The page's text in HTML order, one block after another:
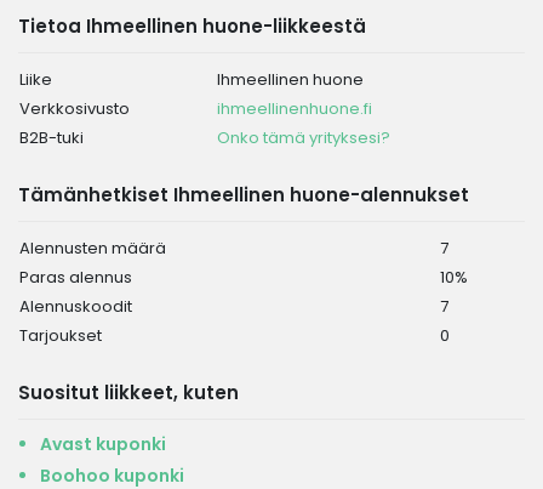
Tietoa Ihmeellinen huone-liikkeestä
Liike
Ihmeellinen huone
Verkkosivusto
ihmeellinenhuone.fi
B2B-tuki
Onko tämä yrityksesi?
Tämänhetkiset Ihmeellinen huone-alennukset
Alennusten määrä
7
Paras alennus
10%
Alennuskoodit
7
Tarjoukset
0
Suositut liikkeet, kuten
Avast kuponki
Boohoo kuponki